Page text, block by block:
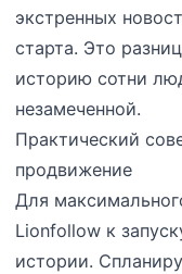
экстренных
старта. Это
историю сотни
незамеченной.
Практический
продвижение
Для
Lionfollow к
истории.